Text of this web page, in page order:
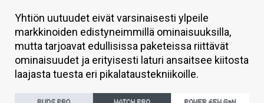
HINTA.FI
KAUPPA
VAIHDA TEEMA
Yhtiön uutuudet eivät varsinaisesti ylpeile
markkinoiden edistyneimmillä ominaisuuksilla,
mutta tarjoavat edullisissa paketeissa riittävät
ominaisuudet ja erityisesti laturi ansaitsee kiitosta
laajasta tuesta eri pikalataustekniikoille.